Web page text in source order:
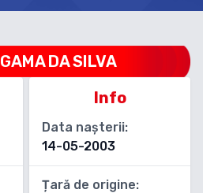
GAMA DA SILVA
Info
Data nașterii:
14-05-2003
Țară de origine: